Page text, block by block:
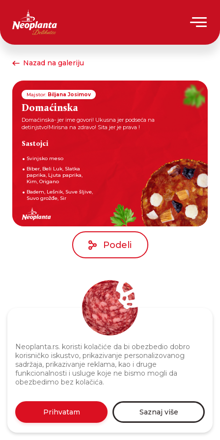
Neoplanta.rs. koristi kolačiće da bi obezbedio dobro
korisničko iskustvo, prikazivanje personalizovanog
sadržaja, prikazivanje reklama, kao i druge
funkcionalnosti i usluge koje ne bismo mogli da
obezbedimo bez kolačića.
Prihvatam Saznaj više
Nazad na galeriju
Majstor: Biljana Josimov
Domaćinska
Domaćinska- jer ime govori! Ukusna jer podseća na
detinjstvo!Mirisna na zdravo! Sita jer je prava !
Sastojci
Svinjsko meso
Biber, Beli Luk, Slatka
paprika, Ljuta paprika,
Kim, Origano
Badem, Lešnik, Suve šljive,
Suvo grožđe, Sir
Podeli
Politika privatnosti